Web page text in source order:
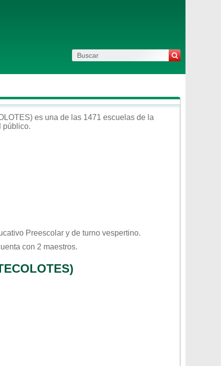
es una de las 1471 escuelas de la
público.
Preescolar y de turno vespertino.
con 2 maestros.